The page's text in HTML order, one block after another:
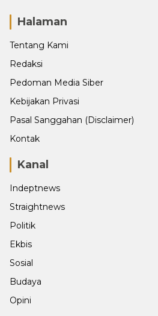
Halaman
Tentang Kami
Redaksi
Pedoman Media Siber
Kebijakan Privasi
Pasal Sanggahan (Disclaimer)
Kontak
Kanal
Indeptnews
Straightnews
Politik
Ekbis
Sosial
Budaya
Opini